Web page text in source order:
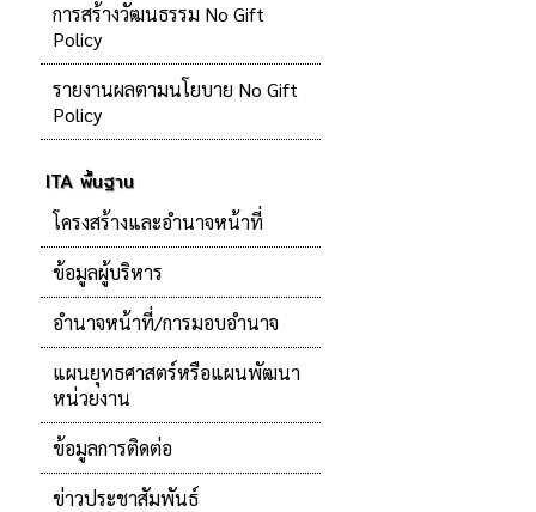
การสร้างวัฒนธรรม No Gift
Policy
รายงานผลตามนโยบาย No Gift
Policy
ITA พื้นฐาน
โครงสร้างและอำนาจหน้าที่
ข้อมูลผู้บริหาร
อำนาจหน้าที่/การมอบอำนาจ
แผนยุทธศาสตร์หรือแผนพัฒนา
หน่วยงาน
ข้อมูลการติดต่อ
ข่าวประชาสัมพันธ์